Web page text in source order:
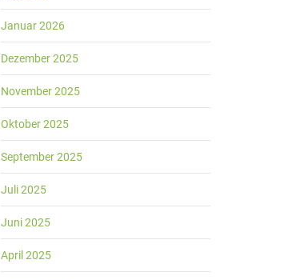
Januar 2026
Dezember 2025
November 2025
Oktober 2025
September 2025
Juli 2025
Juni 2025
April 2025